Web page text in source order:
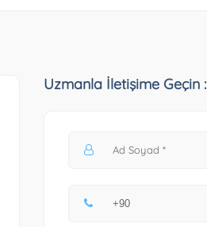
Uzmanla İletişime Geçin :